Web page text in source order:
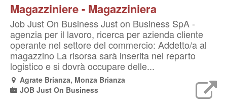
Magazziniere - Magazziniera
Job Just On Business Just on Business SpA -
agenzia per il lavoro, ricerca per azienda cliente
operante nel settore del commercio: Addetto/a al
magazzino La risorsa sarà inserita nel reparto
logistico e si dovrà occupare delle...
Agrate Brianza, Monza Brianza
JOB Just On Business